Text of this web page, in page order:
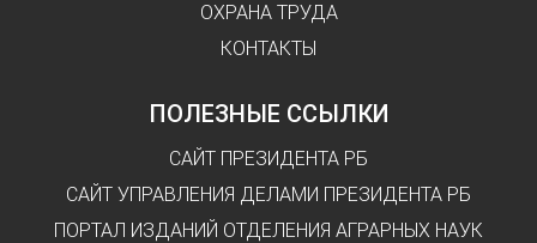
ОХРАНА ТРУДА
КОНТАКТЫ
ПОЛЕЗНЫЕ ССЫЛКИ
САЙТ ПРЕЗИДЕНТА РБ
САЙТ УПРАВЛЕНИЯ ДЕЛАМИ ПРЕЗИДЕНТА РБ
ПОРТАЛ ИЗДАНИЙ ОТДЕЛЕНИЯ АГРАРНЫХ НАУК